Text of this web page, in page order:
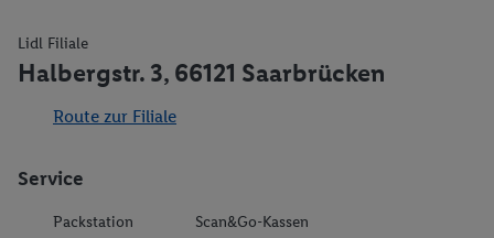
Lidl Filiale
Halbergstr. 3, 66121 Saarbrücken
Route zur Filiale
Service
Packstation Scan&Go-Kassen